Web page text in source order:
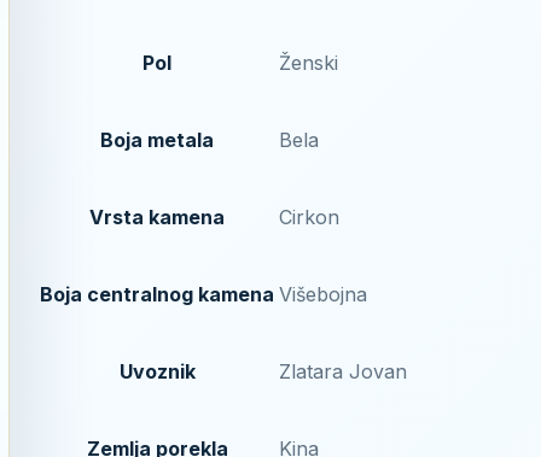
Pol Ženski
Boja metala Bela
Vrsta kamena Cirkon
Boja centralnog kamena Višebojna
Uvoznik Zlatara Jovan
Zemlja porekla Kina